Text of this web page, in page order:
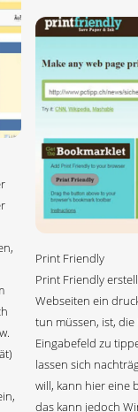
Print Friendly
Print Friendly
Webseiten ein
tun müssen, ist,
Eingabefeld zu
lassen sich
will, kann hier eine
das kann jedoch